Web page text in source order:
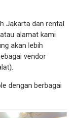
Jakarta dan rental
alamat kami
akan lebih
vendor
dengan berbagai